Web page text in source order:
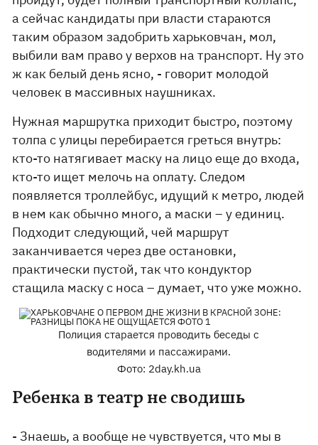
а сейчас кандидаты при власти стараются
таким образом задобрить харьковчан, мол,
выбили вам право у верхов на транспорт. Ну это
ж как белый день ясно, - говорит молодой
человек в массивных наушниках.
Нужная маршрутка приходит быстро, поэтому
толпа с улицы перебирается греться внутрь:
кто-то натягивает маску на лицо еще до входа,
кто-то ищет мелочь на оплату. Следом
появляется троллейбус, идущий к метро, людей
в нем как обычно много, а маски – у единиц.
Подходит следующий, чей маршрут
заканчивается через две остановки,
практически пустой, так что кондуктор
стащила маску с носа – думает, что уже можно.
Полиция старается проводить беседы с
водителями и пассажирами.
Фото: 2day.kh.ua
Ребенка в театр не сводишь
- Знаешь, а вообще не чувствуется, что мы в